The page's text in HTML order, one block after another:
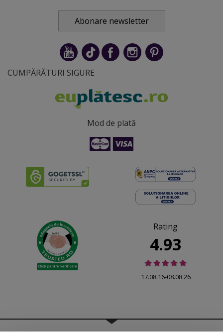
Abonare newsletter
CUMPĂRĂTURI SIGURE
Mod de plată
Rating
4.93
17.08.16-08.08.26